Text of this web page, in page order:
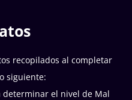
recopilados al completar
siguiente:
determinar el nivel de Mal